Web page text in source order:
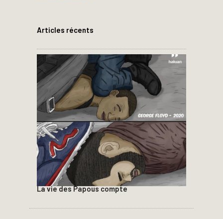
Articles récents
La vie des Papous compte